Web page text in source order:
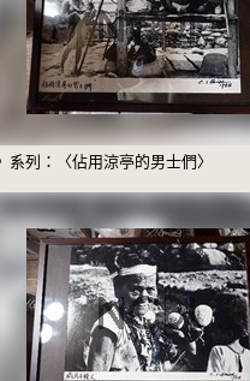
系列：〈佔用涼亭的男士們〉